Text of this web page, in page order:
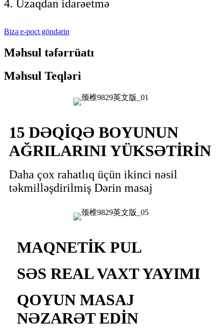
4. Uzaqdan idarəetmə
Bizə e-poçt göndərin
Məhsul təfərrüatı
Məhsul Teqləri
15 DƏQİQƏ BOYUNUN
AĞRILARINI YÜKSƏTİRİN
Daha çox rahatlıq üçün ikinci nəsil
təkmilləşdirilmiş Dərin masaj
MAQNETİK PUL
SƏS REAL VAXT YAYIMI
QOYUN MASAJ
NƏZARƏT EDİN